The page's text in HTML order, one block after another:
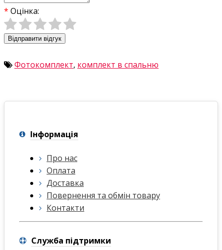
Оцінка:
Відправити відгук
Фотокомплект, комплект в спальню
Інформація
Про нас
Оплата
Доставка
Повернення та обмін товару
Контакти
Служба підтримки